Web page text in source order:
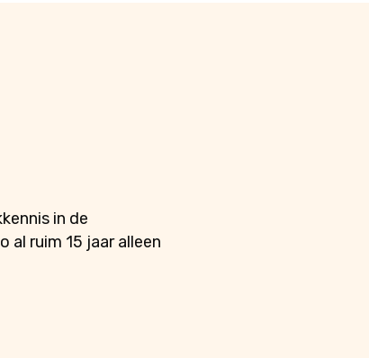
in de
al ruim 15 jaar alleen